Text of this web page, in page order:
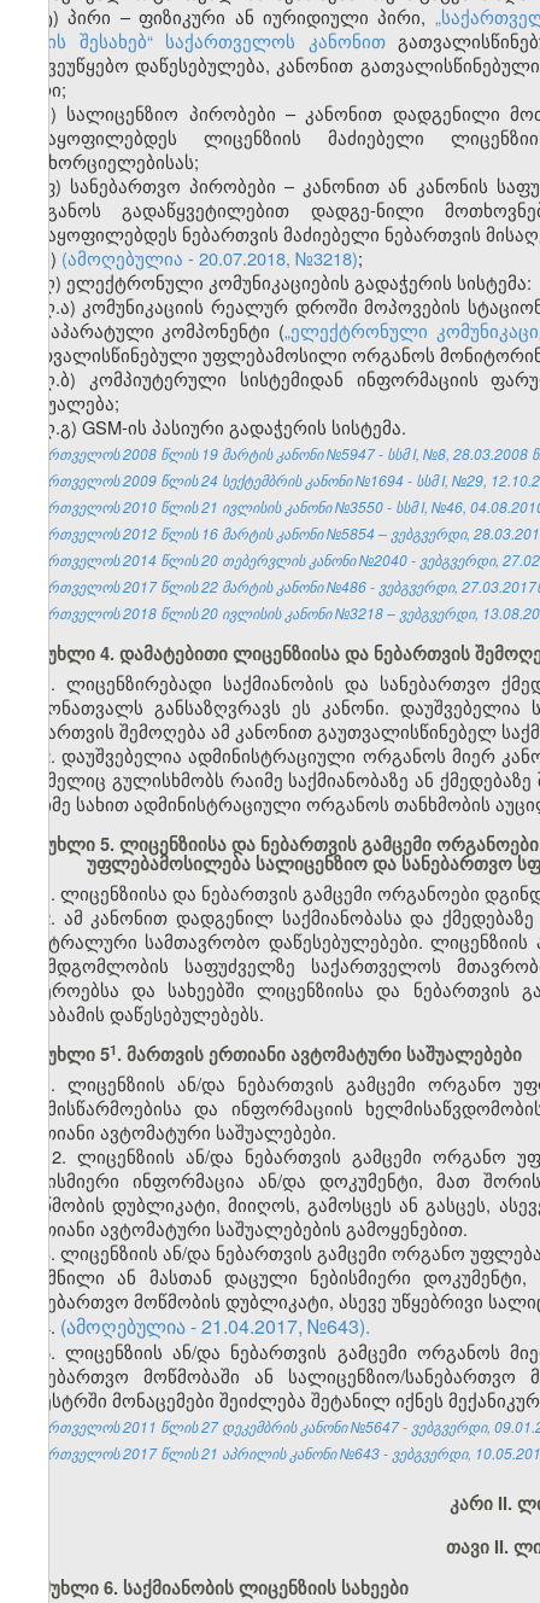
ტ) პირი – ფიზიკური ან იურიდიული პირი,
წესის შესახებ“ საქართველოს კანონით
საქვეუწყებო დაწესებულება, კანონით
პირი;
უ) სალიცენზიო პირობები – კანონით დადგენილი
აკმაყოფილებდეს ლიცენზიის მაძიებელი
განხორციელებისას;
ფ) სანებართვო პირობები – კანონით ან კანონის
ორგანოს გადაწყვეტილებით დადგე-ნილი
აკმაყოფილებდეს ნებართვის მაძიებელი ნებართვის
ქ) (ამოღებულია - 20.07.2018, №3218);
ღ) ელექტრონული კომუნიკაციების გადაჭერის სისტემა:
ღ.ა) კომუნიკაციის რეალურ დროში მოპოვების
და აპარატული კომპონენტი („ელექტრონული
გათვალისწინებული უფლებამოსილი ორგანოს
ღ.ბ) კომპიუტერული სისტემიდან ინფორმაციის
საშუალება;
ღ.გ) GSM-ის პასიური გადაჭერის სისტემა.
საქართველოს 2008 წლის 19 მარტის კანონი №5947 - სსმ I, №8, 28.03.2008
საქართველოს 2009 წლის 24 სექტემბრის კანონი №1694 - სსმ I, №29,
საქართველოს 2010 წლის 21 ივლისის კანონი №3550 - სსმ I, №46,
საქართველოს 2012 წლის 16 მარტის კანონი №5854 – ვებგვერდი,
საქართველოს 2014 წლის 20 თებერვლის კანონი №2040 - ვებგვერდი,
საქართველოს 2017 წლის 22 მარტის კანონი №486 - ვებგვერდი,
საქართველოს 2018 წლის 20 ივლისის კანონი №3218 – ვებგვერდი,
მუხლი 4. დამატებითი ლიცენზიისა და ნებართვის
1. ლიცენზირებადი საქმიანობის და სანებართვო
ჩამონათვალს განსაზღვრავს ეს კანონი.
ნებართვის შემოღება ამ კანონით გაუთვალისწინებელ
2. დაუშვებელია ადმინისტრაციული ორგანოს მიერ
რომელიც გულისხმობს რაიმე საქმიანობაზე ან
რაიმე სახით ადმინისტრაციული ორგანოს თანხმობის
მუხლი 5. ლიცენზიისა და ნებართვის გამცემი
უფლებამოსილება სალიცენზიო და სანებართვო
1. ლიცენზიისა და ნებართვის გამცემი ორგანოები
2. ამ კანონით დადგენილ საქმიანობასა და
ცენტრალური სამთავრობო დაწესებულებები.
შუამდგომლობის საფუძველზე საქართველოს
სფეროებსა და სახეებში ლიცენზიისა და ნებართვის
შესაბამის დაწესებულებებს.
მუხლი 5​1. მართვის ერთიანი ავტომატური საშუალებები
1. ლიცენზიის ან/და ნებართვის გამცემი ორგანო
საქმისწარმოებისა და ინფორმაციის
ერთიანი ავტომატური საშუალებები.
2. ლიცენზიის ან/და ნებართვის გამცემი ორგანო
ნებისმიერი ინფორმაცია ან/და დოკუმენტი, მათ
მოწმობის დუბლიკატი, მიიღოს, გამოსცეს ან გასცეს,
ერთიანი ავტომატური საშუალებების გამოყენებით.
3. ლიცენზიის ან/და ნებართვის გამცემი ორგანო
შექმნილი ან მასთან დაცული ნებისმიერი
სანებართვო მოწმობის დუბლიკატი, ასევე უწყებრივი
4. (ამოღებულია - 21.04.2017, №643).
5. ლიცენზიის ან/და ნებართვის გამცემი ორგანოს
სანებართვო მოწმობაში ან სალიცენზიო/
რეესტრში მონაცემები შეიძლება შეტანილ იქნეს
საქართველოს 2011 წლის 27 დეკემბრის კანონი №5647 - ვებგვერდი,
საქართველოს 2017 წლის 21 აპრილის კანონი №643 - ვებგვერდი,
კარი II.
თავი II.
მუხლი 6. საქმიანობის ლიცენზიის სახეები